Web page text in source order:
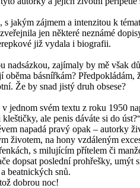
s jakým zájmem a intenzitou k
jen některé neznámé
již vydala i biografii.
nadsázkou, zajímaly by mě však
oběma básnířkám?
Že by snad jistý druh obsese?
jednom svém textu z roku 1950
ale penis dáváte si do
napadá pravý opak – autorky
životem, na hony vzdáleným
s milujícím přítelem či
dopsat poslední prohřešky, umýt
beatnických snů.
dobrou noc!